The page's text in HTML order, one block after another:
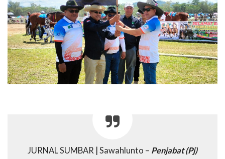
JURNAL SUMBAR | Sawahlunto – Penjabat (Pj)